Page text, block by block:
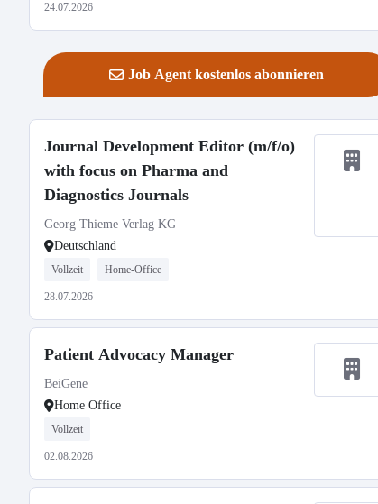
24.07.2026
Job Agent kostenlos abonnieren
Journal Development Editor (m/f/o)
with focus on Pharma and
Diagnostics Journals
Georg Thieme Verlag KG
Deutschland
Vollzeit Home-Office
28.07.2026
Patient Advocacy Manager
BeiGene
Home Office
Vollzeit
02.08.2026